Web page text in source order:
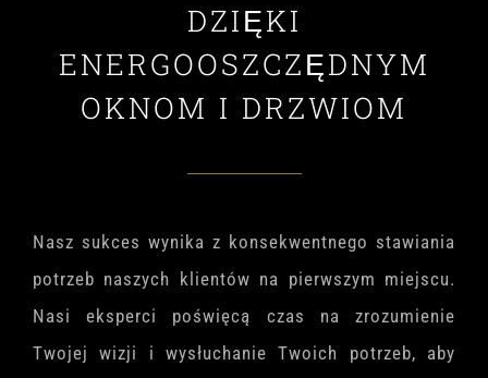
DZIĘKI
ENERGOOSZCZĘDNYM
OKNOM I DRZWIOM
Nasz sukces wynika z konsekwentnego stawiania
potrzeb naszych klientów na pierwszym miejscu.
Nasi eksperci poświęcą czas na zrozumienie
Twojej wizji i wysłuchanie Twoich potrzeb, aby